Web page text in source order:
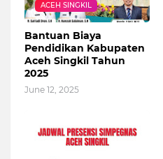
ACEH SINGKIL
Bantuan Biaya
Pendidikan Kabupaten
Aceh Singkil Tahun
2025
June 12, 2025